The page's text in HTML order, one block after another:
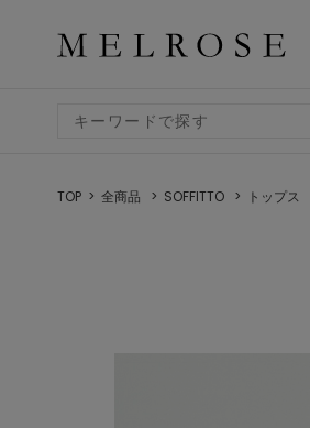
TOP 全商品 SOFFITTO トップス